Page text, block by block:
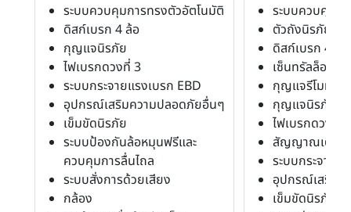
ระบบควบคุมการทรงตัวอัตโนมัติ
ดิสก์เบรก 4 ล้อ
กุญแจนิรภัย
ไฟเบรกดวงที่ 3
ระบบกระจายแรงเบรก EBD
อุปกรณ์เสริมความปลอดภัยอื่นๆ
เข็มขัดนิรภัย
ระบบป้องกันล้อหมุนฟรีและ
ควบคุมการลื่นไถล
ระบบสั่งการด้วยเสียง
กล้อง
ระบบควบคุมก
ตัวถังนิรภัย
ดิสก์เบรก 4 ล้อ
เซ็นทรัลล็อค
กุญแจรีโมท
กุญแจนิรภัย
ไฟเบรกดวงที่ 3
สัญญาณเตือน
ระบบกระจายแ
อุปกรณ์เสริม
เข็มขัดนิรภัย